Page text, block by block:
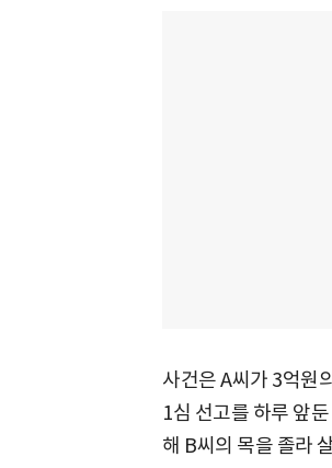
사건은 A씨가 3억원
1심 선고를 하루 앞
해 B씨의 목을 졸라